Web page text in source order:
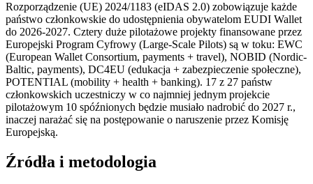
Rozporządzenie (UE) 2024/1183 (eIDAS 2.0) zobowiązuje każde
państwo członkowskie do udostępnienia obywatelom EUDI Wallet
do 2026-2027. Cztery duże pilotażowe projekty finansowane przez
Europejski Program Cyfrowy (Large-Scale Pilots) są w toku: EWC
(European Wallet Consortium, payments + travel), NOBID (Nordic-
Baltic, payments), DC4EU (edukacja + zabezpieczenie społeczne),
POTENTIAL (mobility + health + banking). 17 z 27 państw
członkowskich uczestniczy w co najmniej jednym projekcie
pilotażowym 10 spóźnionych będzie musiało nadrobić do 2027 r.,
inaczej narażać się na postępowanie o naruszenie przez Komisję
Europejską.
Źródła i metodologia